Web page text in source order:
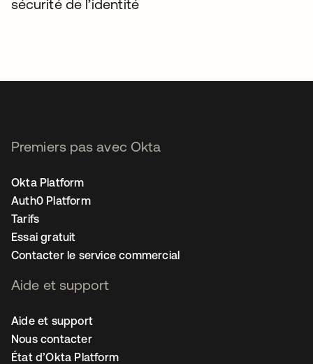
sécurité de l’identité
Premiers pas avec Okta
Okta Platform
Auth0 Platform
Tarifs
Essai gratuit
Contacter le service commercial
Aide et support
Aide et support
Nous contacter
État d’Okta Platform